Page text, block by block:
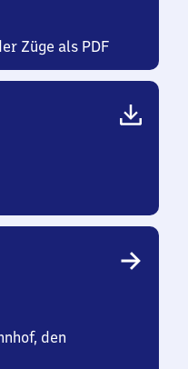
Züge als PDF
den